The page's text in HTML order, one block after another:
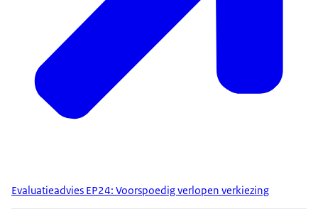
Evaluatieadvies EP24: Voorspoedig verlopen verkiezing